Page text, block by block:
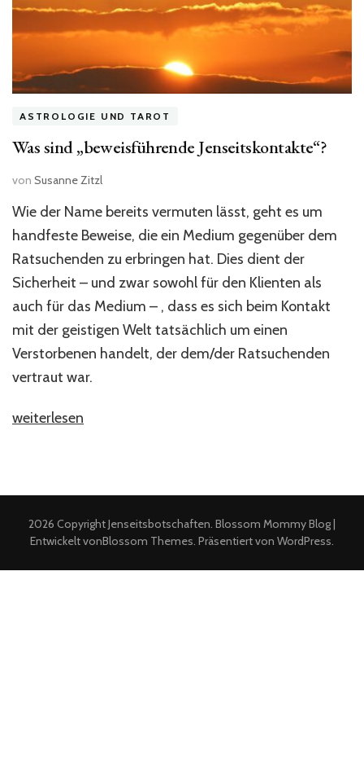
ASTROLOGIE UND TAROT
Was sind „beweisführende Jenseitskontakte“?
von Susanne Zitzl
Wie der Name bereits vermuten lässt, geht es um
handfeste Beweise, die ein Medium gegenüber dem
Ratsuchenden zu erbringen hat. Dies dient der
Sicherheit – und zwar sowohl für den Klienten als
auch für das Medium – , dass es sich beim Kontakt
mit der geistigen Welt tatsächlich um einen
Verstorbenen handelt, der dem/der Ratsuchenden
vertraut war.
„Was
weiterlesen
2026 CopyrightJenseitsbotschaften. Blossom Mommy Blog |
Entwickelt vonBlossom Themes. Präsentiert von WordPress.